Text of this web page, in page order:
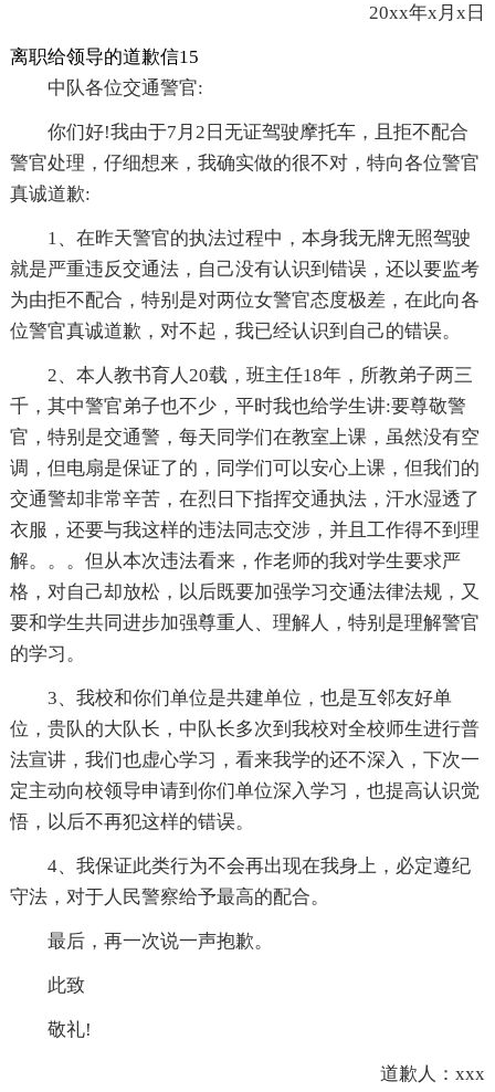
20xx年x月x日
离职给领导的道歉信15
中队各位交通警官:
你们好!我由于7月2日无证驾驶摩托车，且拒不配合
警官处理，仔细想来，我确实做的很不对，特向各位警官
真诚道歉:
1、在昨天警官的执法过程中，本身我无牌无照驾驶
就是严重违反交通法，自己没有认识到错误，还以要监考
为由拒不配合，特别是对两位女警官态度极差，在此向各
位警官真诚道歉，对不起，我已经认识到自己的错误。
2、本人教书育人20载，班主任18年，所教弟子两三
千，其中警官弟子也不少，平时我也给学生讲:要尊敬警
官，特别是交通警，每天同学们在教室上课，虽然没有空
调，但电扇是保证了的，同学们可以安心上课，但我们的
交通警却非常辛苦，在烈日下指挥交通执法，汗水湿透了
衣服，还要与我这样的违法同志交涉，并且工作得不到理
解。。。但从本次违法看来，作老师的我对学生要求严
格，对自己却放松，以后既要加强学习交通法律法规，又
要和学生共同进步加强尊重人、理解人，特别是理解警官
的学习。
3、我校和你们单位是共建单位，也是互邻友好单
位，贵队的大队长，中队长多次到我校对全校师生进行普
法宣讲，我们也虚心学习，看来我学的还不深入，下次一
定主动向校领导申请到你们单位深入学习，也提高认识觉
悟，以后不再犯这样的错误。
4、我保证此类行为不会再出现在我身上，必定遵纪
守法，对于人民警察给予最高的配合。
最后，再一次说一声抱歉。
此致
敬礼!
道歉人：xxx